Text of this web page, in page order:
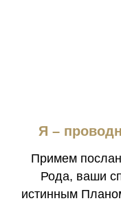
Я –
Примем
Рода, ваши
истинным